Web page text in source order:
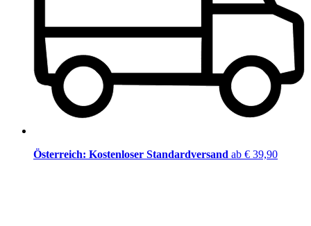
Österreich: Kostenloser Standardversand ab € 39,90